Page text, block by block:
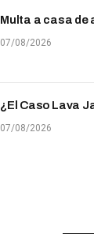
Multa a casa de
07/08/2026
¿El Caso Lava
07/08/2026